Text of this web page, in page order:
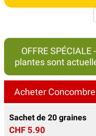
OFFRE
plantes sont
Acheter
Sachet de 20 graines
CHF 5.90